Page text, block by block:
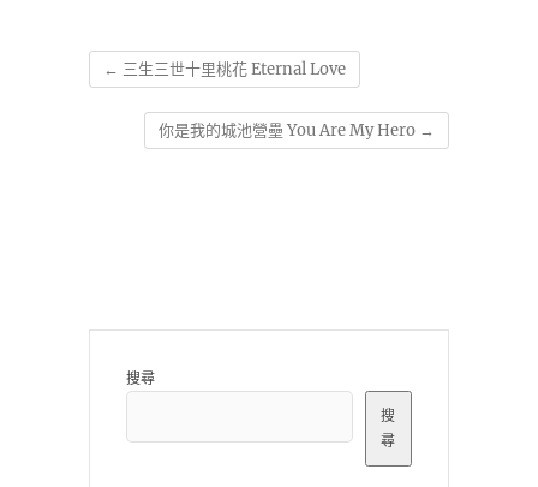
← 三生三世十里桃花 Eternal Love
你是我的城池營壘 You Are My Hero →
搜尋
搜
尋